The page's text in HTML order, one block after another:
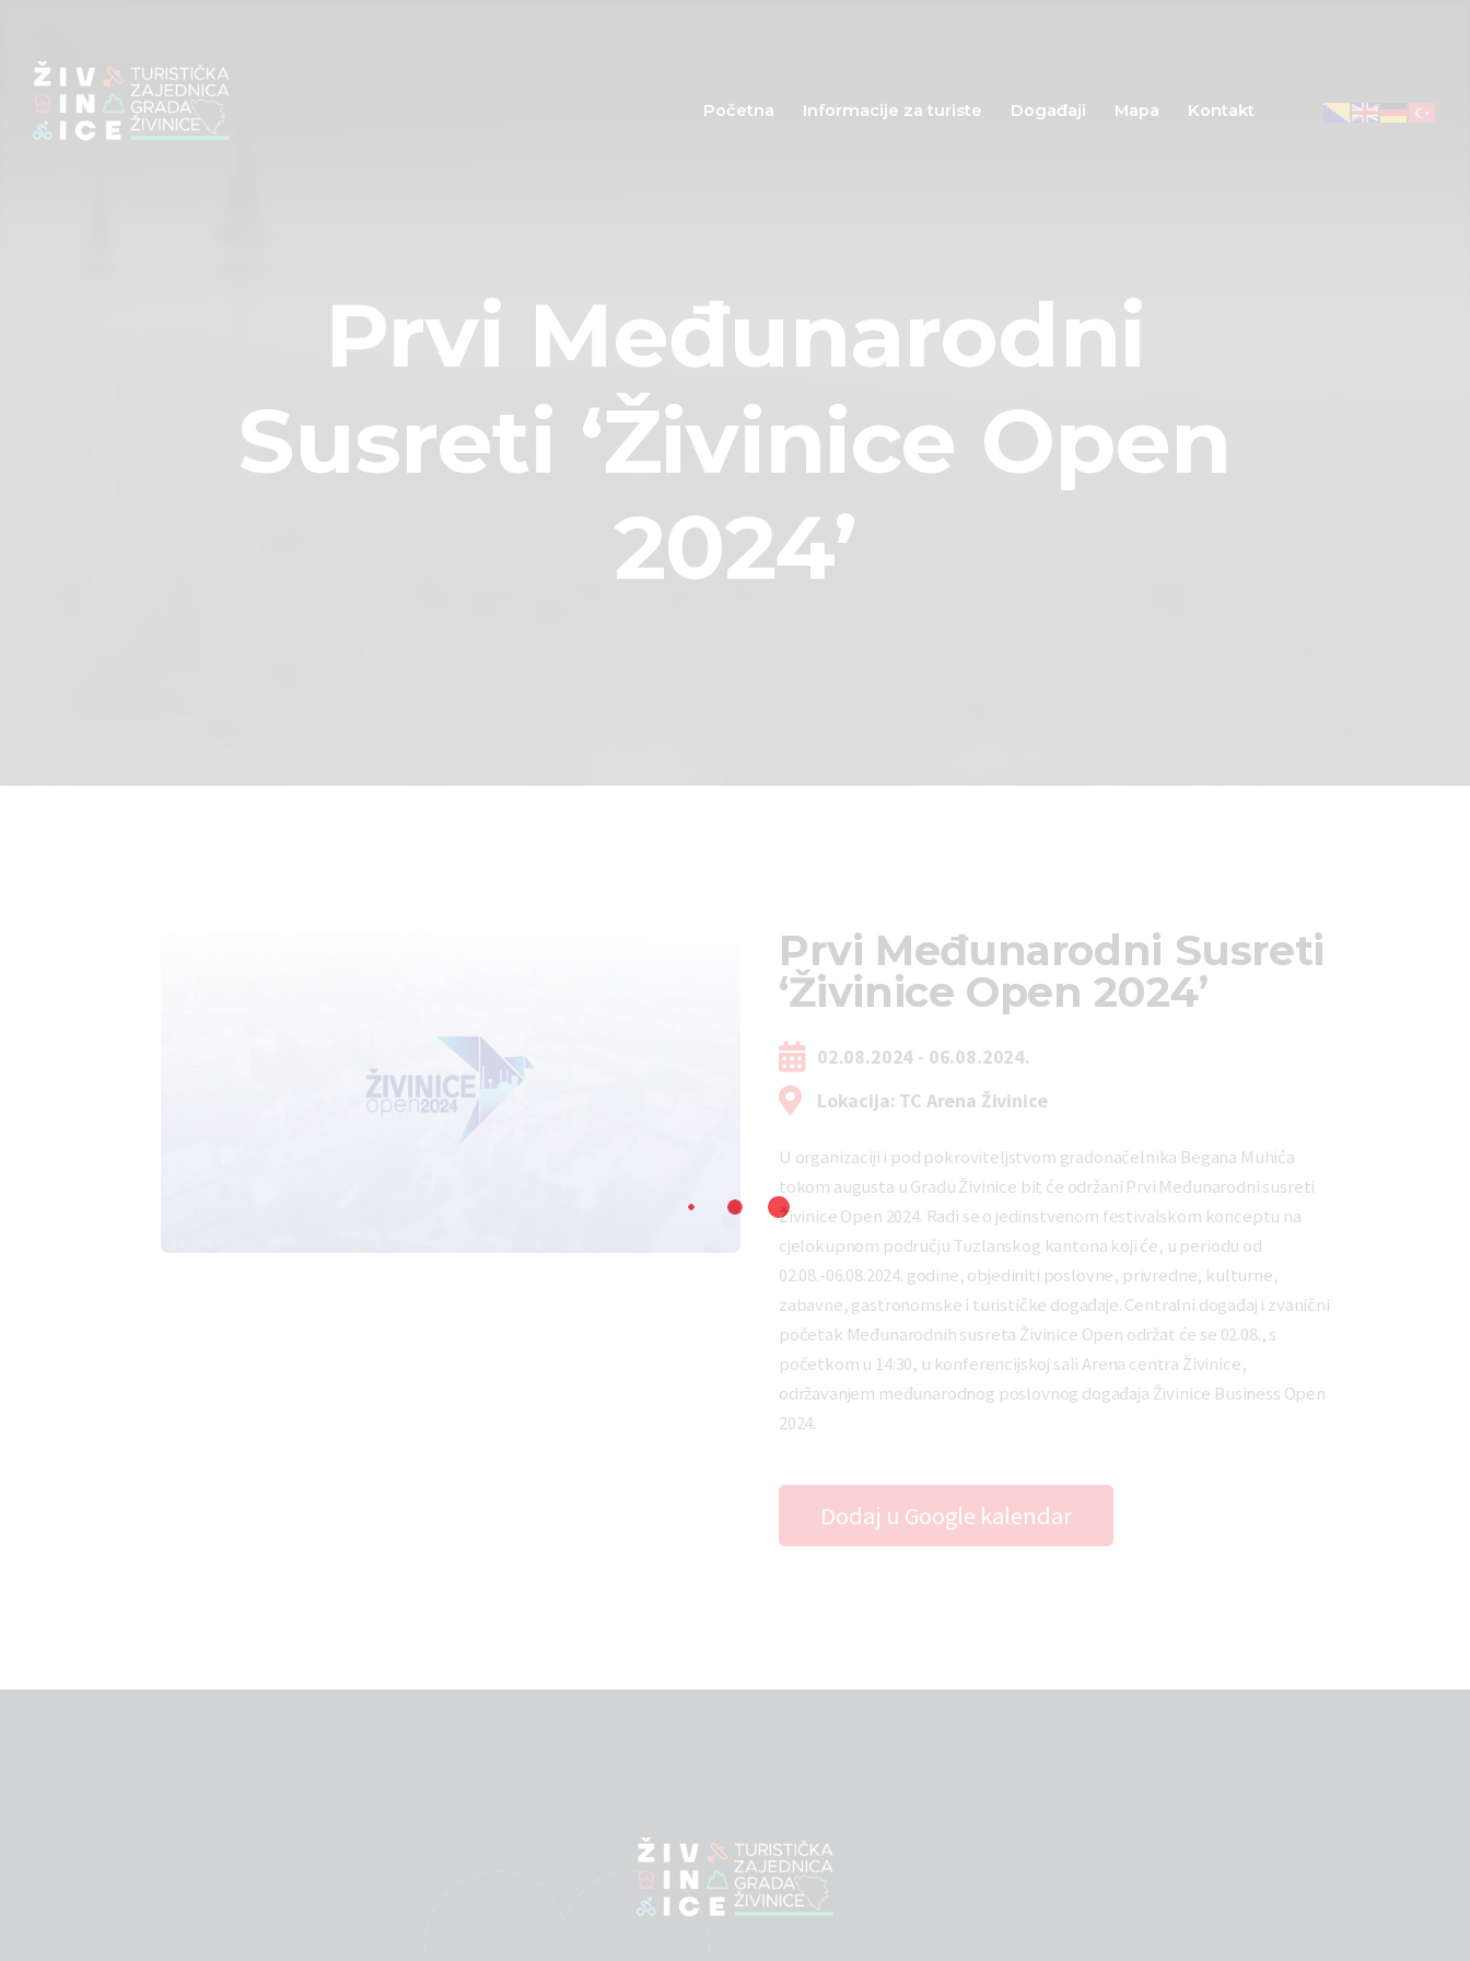
Početna Informacije za turiste Događaji Mapa Kontakt
Prvi Međunarodni
Susreti ‘Živinice Open
2024’
Kontakt
Prvi Međunarodni Susreti
‘Živinice Open 2024’
02.08.2024 - 06.08.2024.
Lokacija: TC Arena Živinice
U organizaciji i pod pokroviteljstvom gradonačelnika Begana Muhića
tokom augusta u Gradu Živinice bit će održani Prvi Međunarodni susreti
Živinice Open 2024. Radi se o jedinstvenom festivalskom konceptu na
cjelokupnom području Tuzlanskog kantona koji će, u periodu od
02.08.-06.08.2024. godine, objediniti poslovne, privredne, kulturne,
zabavne, gastronomske i turističke događaje. Centralni događaj i zvanični
početak Međunarodnih susreta Živinice Open održat će se 02.08., s
početkom u 14:30, u konferencijskoj sali Arena centra Živinice,
održavanjem međunarodnog poslovnog događaja Živinice Business Open
2024.
Dodaj u Google kalendar